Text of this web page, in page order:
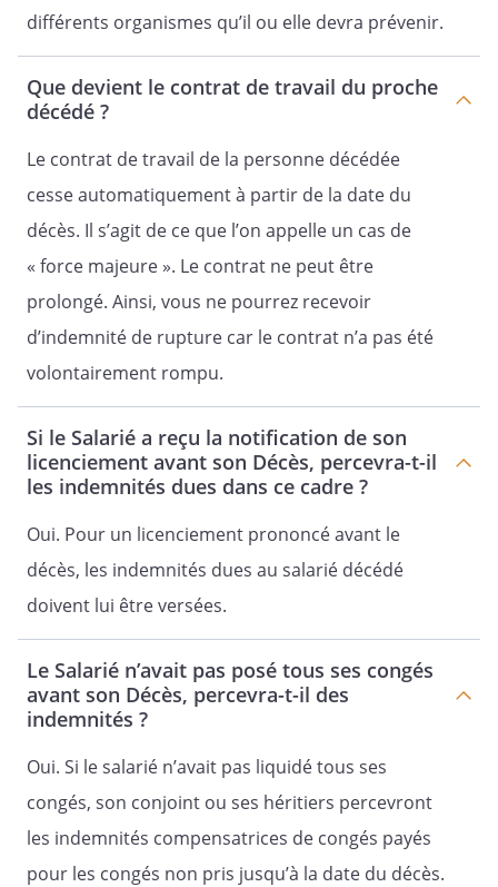
différents organismes qu’il ou elle devra prévenir.
Que devient le contrat de travail du proche
décédé ?
Le contrat de travail de la personne décédée
cesse automatiquement à partir de la date du
décès. Il s’agit de ce que l’on appelle un cas de
« force majeure ». Le contrat ne peut être
prolongé. Ainsi, vous ne pourrez recevoir
d’indemnité de rupture car le contrat n’a pas été
volontairement rompu.
Si le Salarié a reçu la notification de son
licenciement avant son Décès, percevra-t-il
les indemnités dues dans ce cadre ?
Oui. Pour un licenciement prononcé avant le
décès, les indemnités dues au salarié décédé
doivent lui être versées.
Le Salarié n’avait pas posé tous ses congés
avant son Décès, percevra-t-il des
indemnités ?
Oui. Si le salarié n’avait pas liquidé tous ses
congés, son conjoint ou ses héritiers percevront
les indemnités compensatrices de congés payés
pour les congés non pris jusqu’à la date du décès.